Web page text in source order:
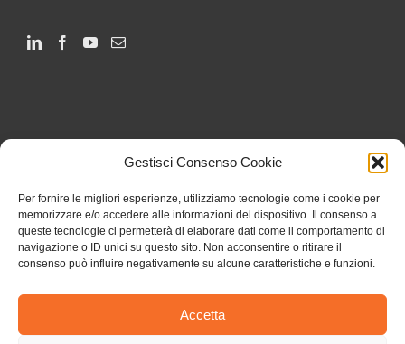
Gestisci Consenso Cookie
Per fornire le migliori esperienze, utilizziamo tecnologie come i cookie per
memorizzare e/o accedere alle informazioni del dispositivo. Il consenso a
queste tecnologie ci permetterà di elaborare dati come il comportamento di
navigazione o ID unici su questo sito. Non acconsentire o ritirare il
consenso può influire negativamente su alcune caratteristiche e funzioni.
Accetta